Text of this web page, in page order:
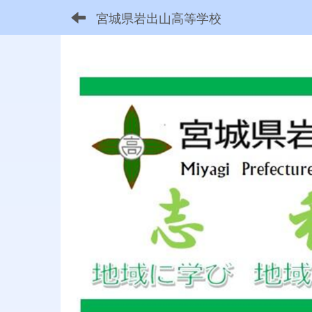
宮城県岩出山高等学校